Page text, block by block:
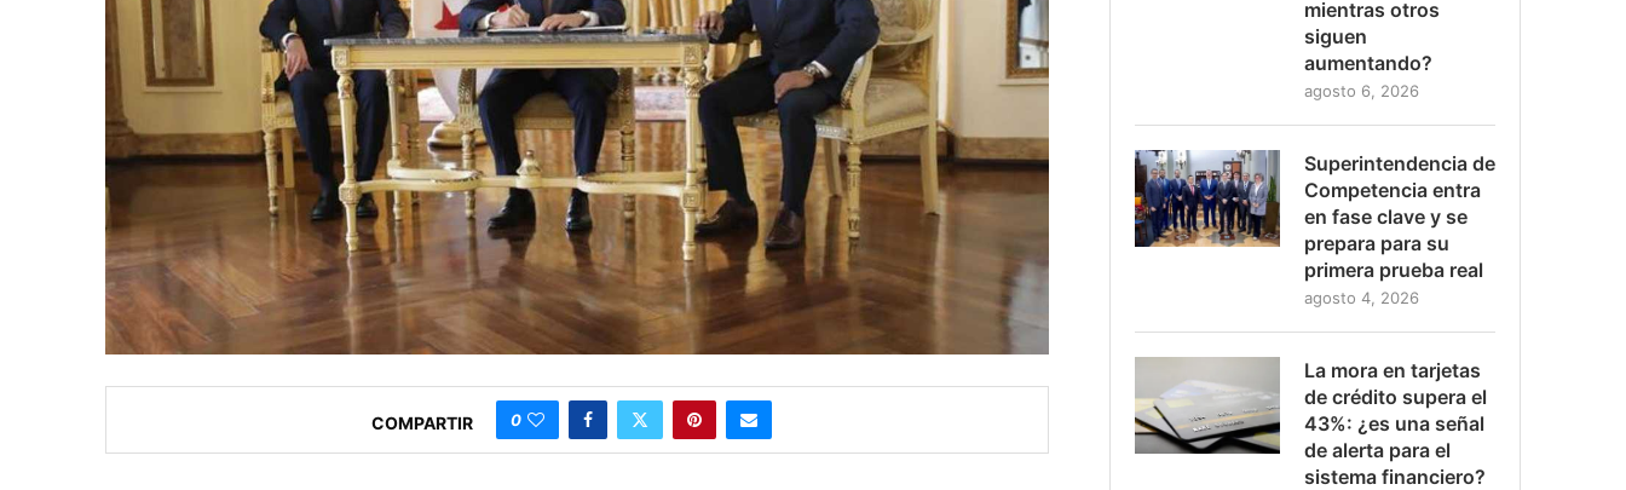
COMPARTIR 0
mientras otros
siguen
aumentando?
agosto 6, 2026
Superintendencia de
Competencia entra
en fase clave y se
prepara para su
primera prueba real
agosto 4, 2026
La mora en tarjetas
de crédito supera el
43%: ¿es una señal
de alerta para el
sistema financiero?